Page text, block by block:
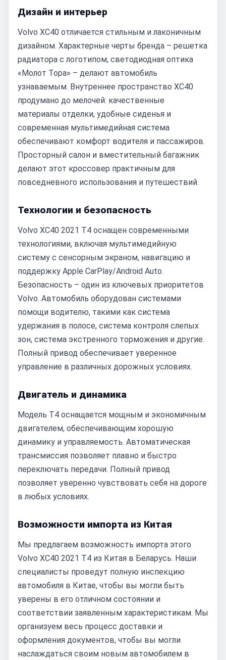
Дизайн и интерьер
Volvo XC40 отличается стильным и лаконичным
дизайном. Характерные черты бренда – решетка
радиатора с логотипом, светодиодная оптика
«Молот Тора» – делают автомобиль
узнаваемым. Внутреннее пространство XC40
продумано до мелочей: качественные
материалы отделки, удобные сиденья и
современная мультимедийная система
обеспечивают комфорт водителя и пассажиров.
Просторный салон и вместительный багажник
делают этот кроссовер практичным для
повседневного использования и путешествий.
Технологии и безопасность
Volvo XC40 2021 T4 оснащен современными
технологиями, включая мультимедийную
систему с сенсорным экраном, навигацию и
поддержку Apple CarPlay/Android Auto.
Безопасность – один из ключевых приоритетов
Volvo. Автомобиль оборудован системами
помощи водителю, такими как система
удержания в полосе, система контроля слепых
зон, система экстренного торможения и другие.
Полный привод обеспечивает уверенное
управление в различных дорожных условиях.
Двигатель и динамика
Модель T4 оснащается мощным и экономичным
двигателем, обеспечивающим хорошую
динамику и управляемость. Автоматическая
трансмиссия позволяет плавно и быстро
переключать передачи. Полный привод
позволяет уверенно чувствовать себя на дороге
в любых условиях.
Возможности импорта из Китая
Мы предлагаем возможность импорта этого
Volvo XC40 2021 T4 из Китая в Беларусь. Наши
специалисты проведут полную инспекцию
автомобиля в Китае, чтобы вы могли быть
уверены в его отличном состоянии и
соответствии заявленным характеристикам. Мы
организуем весь процесс доставки и
оформления документов, чтобы вы могли
наслаждаться своим новым автомобилем в